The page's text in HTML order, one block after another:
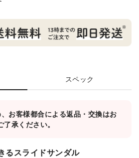
スペック
お客様都合による返品・交換はお
承ください。
るスライドサンダル